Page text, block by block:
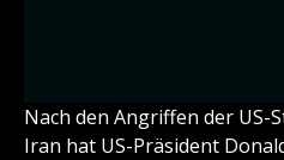
Nach den Angriffen der US-
Iran hat US-Präsident